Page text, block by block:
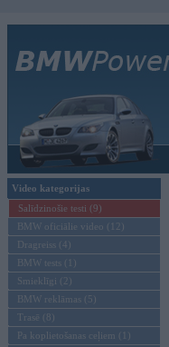
Video kategorijas
Salīdzinošie testi (9)
BMW oficiālie video (12)
Dragreiss (4)
BMW tests (1)
Smieklīgi (2)
BMW reklāmas (5)
Trasē (8)
Pa koplietošanas ceļiem (1)